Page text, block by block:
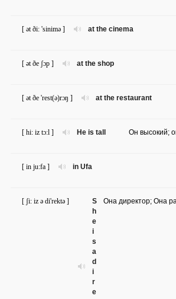
at the cinema
[ ət ði: 'sinimə ]
at the shop
[ ət ðe ʃɔp ]
at the restaurant
[ ət ðe 'rest(ə)rɔŋ ]
He is tall
[ hi: iz tɔ:l ] Он высокий;
in Ufa
[ in ju:fa ]
S
h
e
i
s
a
d
i
r
e
[ ʃi: iz ə di'rektə ] Она директор; Она